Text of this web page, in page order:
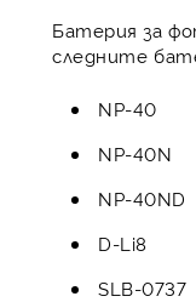
Батерия за
следните
NP-40
NP-40N
NP-40ND
D-Li8
SLB-0737